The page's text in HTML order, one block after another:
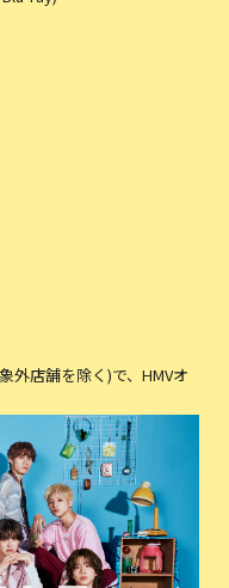
外店舗を除く)で、HMVオ